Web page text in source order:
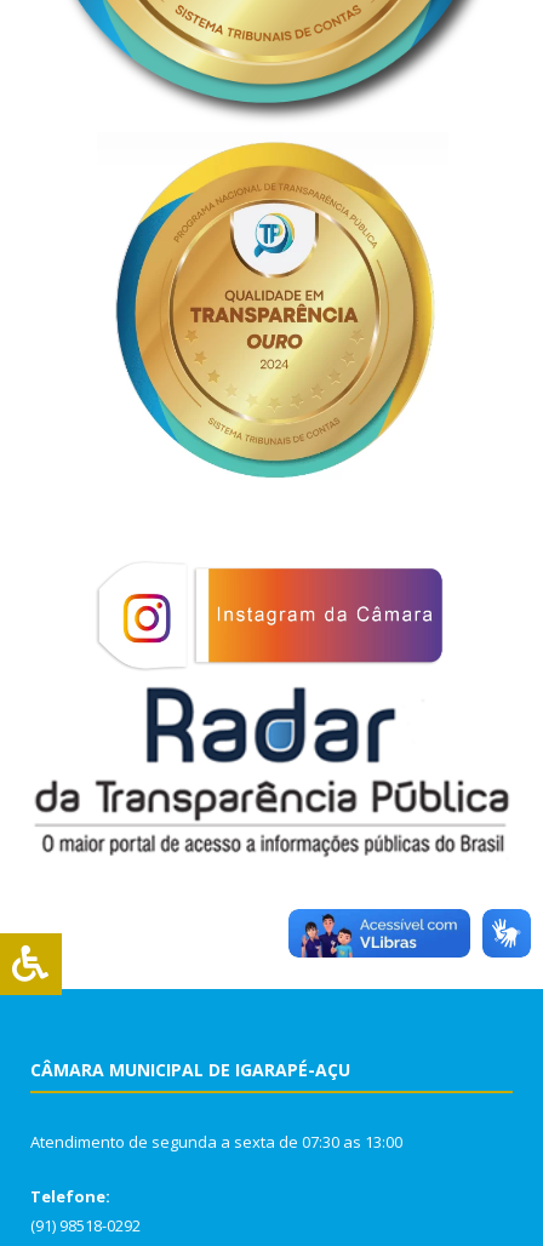
CÂMARA MUNICIPAL DE IGARAPÉ-AÇU
Atendimento de segunda a sexta de 07:30 as 13:00
Telefone:
(91) 98518-0292